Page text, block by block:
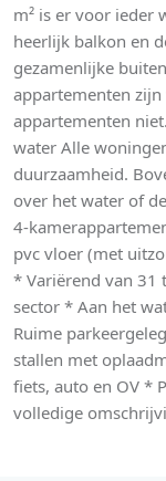
m² is er voor ieder
heerlijk balkon en
gezamenlijke
appartementen
appartementen
water Alle
duurzaamheid.
over het water of
4-
pvc vloer (met
* Variërend van 31
sector * Aan het
Ruime
stallen met
fiets, auto en OV *
volledige